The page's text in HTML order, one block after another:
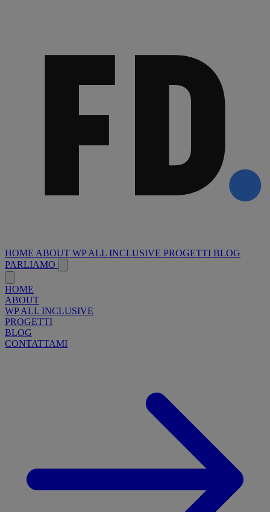
HOME ABOUT WP ALL INCLUSIVE PROGETTI BLOG
PARLIAMO
HOME
ABOUT
WP ALL INCLUSIVE
PROGETTI
BLOG
CONTATTAMI